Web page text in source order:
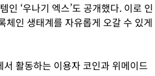
‘우나기 엑스’도 공개했다. 이로 인
체인 생태계를 자유롭게 오갈 수 있게
활동하는 이용자 코인과 위메이드